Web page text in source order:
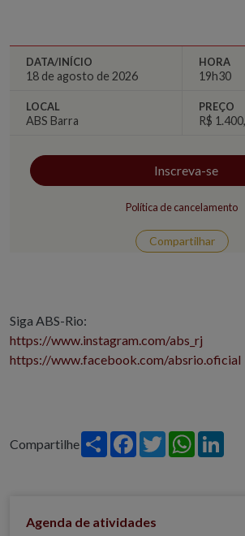
DATA/INÍCIO
18 de agosto de 2026
HORA
19h30
LOCAL
ABS Barra
PREÇO
R$
Inscreva-se
Política de cancelamento
Compartilhar
Siga ABS-Rio:
https://www.instagram.com/abs_rj
https://www.facebook.com/absrio.oficial
Compartilhe Share Facebook
Twitter
Agenda de atividades